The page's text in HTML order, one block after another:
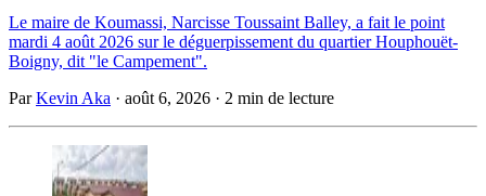
Le maire de Koumassi, Narcisse Toussaint Balley, a fait le point
mardi 4 août 2026 sur le déguerpissement du quartier Houphouët-
Boigny, dit "le Campement".
ParKevin Aka · août 6, 2026 · 2 min de lecture